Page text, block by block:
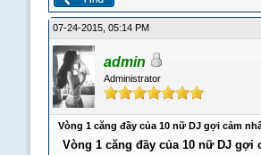
07-24-2015, 05:14 PM
admin
Administrator
Vòng 1 căng đầy của 10 nữ DJ gợi cảm
Vòng 1 căng đầy của 10 nữ DJ gợi